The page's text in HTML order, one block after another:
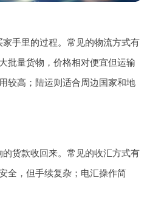
手里的过程。常见的物流方式有
批量货物，价格相对便宜但运输
较高；陆运则适合周边国家和地
货款收回来。常见的收汇方式有
全，但手续复杂；电汇操作简